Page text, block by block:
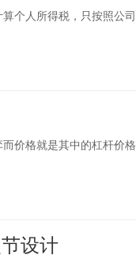
个人所得税，只按照公司
价格就是其中的杠杆价格
设计